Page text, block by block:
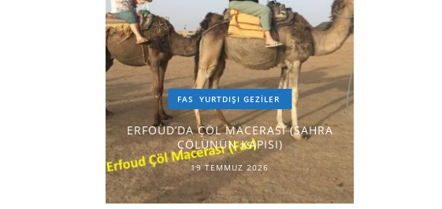
FAS YURTDIŞI GEZILER
ERFOUD’DA ÇÖL MACERASI (SAHRA
ÇÖLÜNÜN KAPISI)
19 TEMMUZ 2026